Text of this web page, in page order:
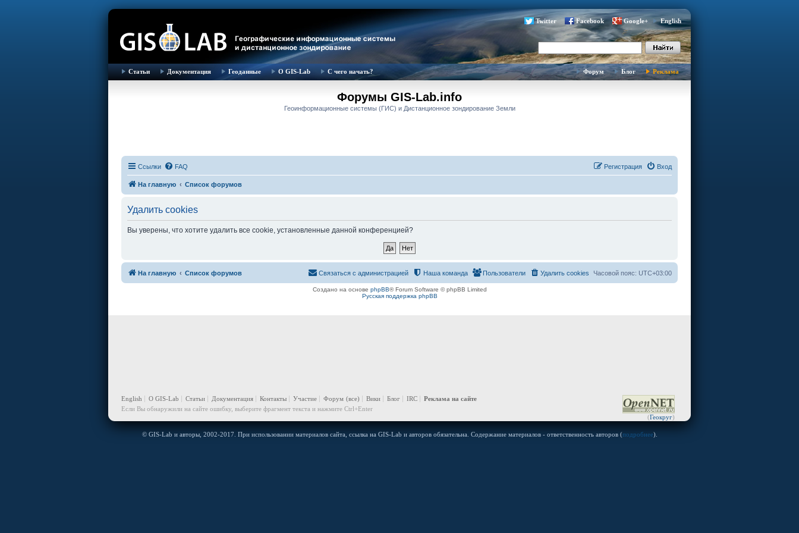
Twitter Facebook Google+ English
Статьи Документация Геоданные О GIS-Lab С чего начать? Форум Блог Реклама
Форумы GIS-Lab.info
Геоинформационные системы (ГИС) и Дистанционное зондирование Земли
Ссылки FAQ Вход
Регистрация
На главную Список форумов
Удалить cookies
Вы уверены, что хотите удалить все cookie, установленные данной конференцией?
На главную Список форумов Часовой пояс: UTC+03:00
Удалить cookies
Пользователи
Наша команда
Связаться с администрацией
Создано на основе phpBB® Forum Software © phpBB Limited
Русская поддержка phpBB
(Геокруг)
English О GIS-Lab Статьи Документация Контакты Участие Форум (все) Вики Блог IRC
Реклама на сайте
Если Вы обнаружили на сайте ошибку, выберите фрагмент текста и нажмите Ctrl+Enter
© GIS-Lab и авторы, 2002-2017. При использовании материалов сайта, ссылка на GIS-Lab и авторов обязательна. Содержание материалов - ответственность авторов (подробнее).